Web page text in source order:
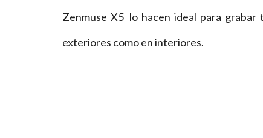
Zenmuse X5 lo hacen ideal para grabar
exteriores como en interiores.